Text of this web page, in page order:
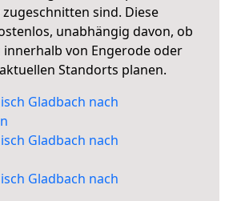
sind. Diese
unabhängig davon, ob
innerhalb von Engerode oder
Standorts planen.
Gladbach nach
Gladbach nach
Gladbach nach